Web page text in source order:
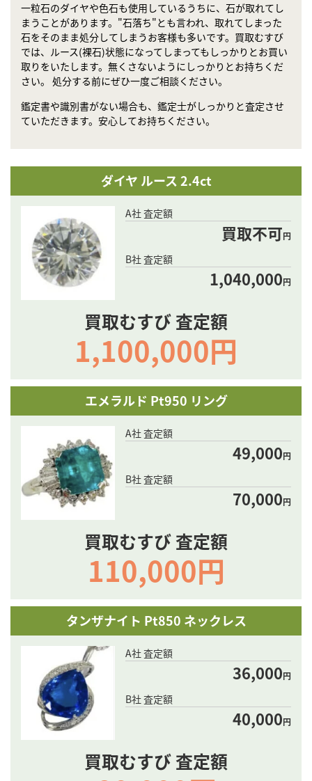
一粒石のダイヤや色石も使用しているうちに、石が取れてし
まうことがあります。"石落ち"とも言われ、取れてしまった
石をそのまま処分してしまうお客様も多いです。買取むすび
では、ルース(裸石)状態になってしまってもしっかりとお買い
取りをいたします。無くさないようにしっかりとお持ちくだ
さい。 処分する前にぜひ一度ご相談ください。
鑑定書や識別書がない場合も、鑑定士がしっかりと査定させ
ていただきます。安心してお持ちください。
ダイヤ ルース 2.4ct
A社 査定額
買取不可円
B社 査定額
1,040,000円
買取むすび 査定額
1,100,000円
エメラルド Pt950 リング
A社 査定額
49,000円
B社 査定額
70,000円
買取むすび 査定額
110,000円
タンザナイト Pt850 ネックレス
A社 査定額
36,000円
B社 査定額
40,000円
買取むすび 査定額